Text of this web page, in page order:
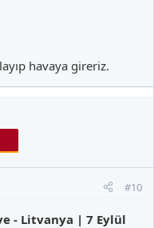
havaya gireriz.
#10
- Litvanya | 7 Eylül